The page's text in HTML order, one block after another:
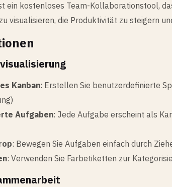
ein kostenloses Team-Kollaborationstool,
visualisieren, die Produktivität zu steigern
Kanban: Erstellen Sie benutzerdefinierte
Aufgaben: Jede Aufgabe erscheint als
: Bewegen Sie Aufgaben einfach durch
: Verwenden Sie Farbetiketten zur